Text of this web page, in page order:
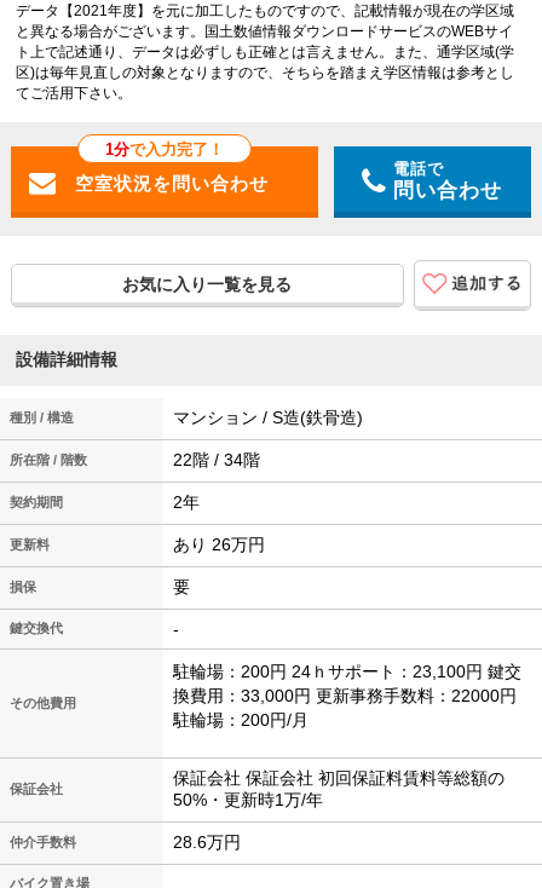
データ【2021年度】を元に加工したものですので、記載情報が現在の学区域
と異なる場合がございます。国土数値情報ダウンロードサービスのWEBサイ
ト上で記述通り、データは必ずしも正確とは言えません。また、通学区域(学
区)は毎年見直しの対象となりますので、そちらを踏まえ学区情報は参考とし
てご活用下さい。
1分で入力完了！
電話で
問い合わせ
お気に入り一覧を見る
設備詳細情報
種別 / 構造 マンション / S造(鉄骨造)
所在階 / 階数 22階 / 34階
契約期間 2年
更新料 あり 26万円
損保 要
鍵交換代 -
その他費用
駐輪場：200円 24ｈサポート：23,100円 鍵交
換費用：33,000円 更新事務手数料：22000円
駐輪場：200円/月
保証会社
保証会社 保証会社 初回保証料賃料等総額の
50%・更新時1万/年
仲介手数料 28.6万円
バイク置き場